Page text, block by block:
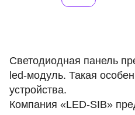
Светодиодная панель
led-модуль. Такая
устройства.
Компания «LED-SIB»